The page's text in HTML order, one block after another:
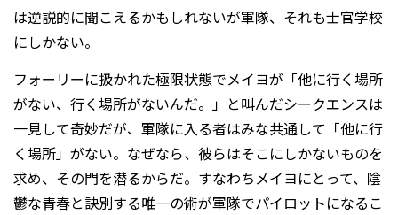
は逆説的に聞こえるかもしれないが軍隊、それも士官学校
にしかない。
フォーリーに扱かれた極限状態でメイヨが「他に行く場所
がない、行く場所がないんだ。」と叫んだシークエンスは
一見して奇妙だが、軍隊に入る者はみな共通して「他に行
く場所」がない。なぜなら、彼らはそこにしかないものを
求め、その門を潜るからだ。すなわちメイヨにとって、陰
鬱な青春と訣別する唯一の術が軍隊でパイロットになるこ